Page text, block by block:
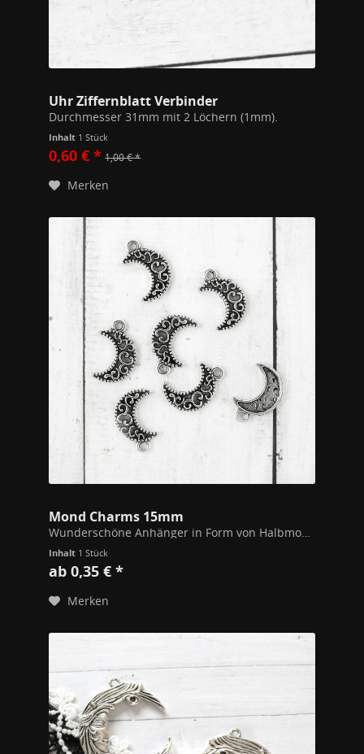
Uhr Ziffernblatt Verbinder
Durchmesser 31mm mit 2 Löchern (1mm).
Inhalt 1 Stück
0,60 € * 1,00 € *
Merken
Mond Charms 15mm
Inhalt 1 Stück
ab 0,35 € *
Merken